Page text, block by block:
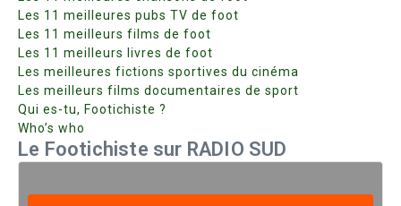
Les 11 meilleures pubs TV de foot
Les 11 meilleurs films de foot
Les 11 meilleurs livres de foot
Les meilleures fictions sportives du cinéma
Les meilleurs films documentaires de sport
Qui es-tu, Footichiste ?
Who’s who
Le Footichiste sur RADIO SUD